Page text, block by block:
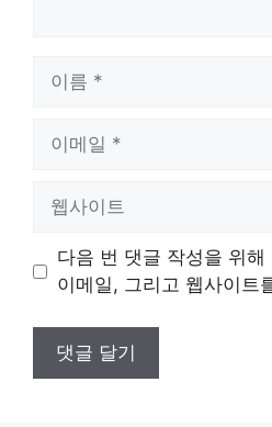
트
다음 번 댓글 작성을 위
이메일, 그리고 웹사이트